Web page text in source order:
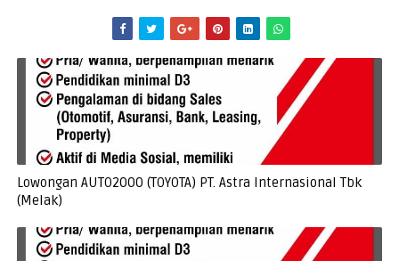
Lowongan AUTO2000 (TOYOTA) PT. Astra Internasional Tbk
(Melak)